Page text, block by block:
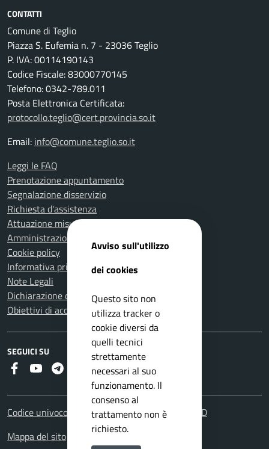
CONTATTI
Comune di Teglio
Piazza S. Eufemia n. 7 - 23036 Teglio
P. IVA: 00114190143
Codice Fiscale: 83000770145
Telefono: 0342-789.011
Posta Elettronica Certificata:
protocollo.teglio@cert.provincia.so.it
Email: info@comune.teglio.so.it
Leggi le FAQ
Prenotazione appuntamento
Segnalazione disservizio
Richiesta d'assistenza
Attuazione misure PNRR
Amministrazione trasparente
Cookie policy
Informativa privacy
Note Legali
Dichiarazione di accessibilità
Obiettivi di accessibilità
SEGUICI SU
Faceboook
YoutubeTelegram
RSS
Codice univoco fatturazione elettronica: UFHOYD
Mappa del sito
Avviso sull'utilizzo
dei cookies
Questo sito non
utilizza tracker o
cookie diversi da
quelli tecnici
strettamente
necessari al suo
funzionamento. Il
consenso al
trattamento non è
richiesto.